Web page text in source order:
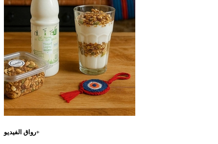
رواق الفيديو+